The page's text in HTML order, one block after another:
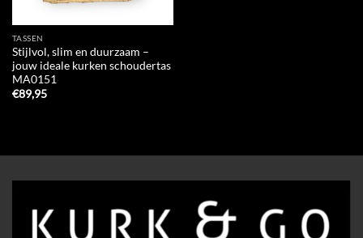
TASSEN
Stijlvol, slim en duurzaam –
jouw ideale kurken schoudertas
MA0151
€89,95